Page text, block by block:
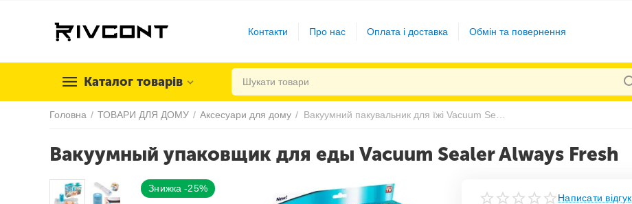
Контакти Про нас Оплата і доставка Обмін та повернення
Каталог товарів
Головна / ТОВАРИ ДЛЯ ДОМУ / Аксесуари для дому /
Вакуумный упаковщик для еды Vacuum Sealer Always Fresh
Знижка -25%
Написати відгук